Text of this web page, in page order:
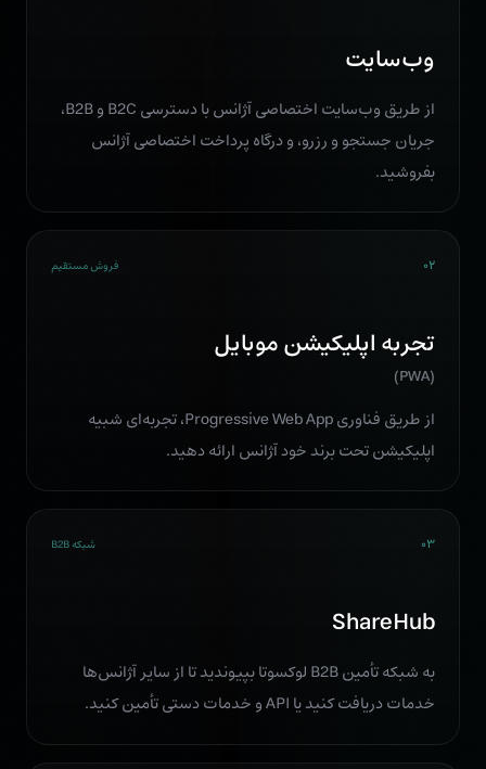
وب‌سایت
از طریق وب‌سایت اختصاصی آژانس با دسترسی B2C و B2B،
جریان جستجو و رزرو، و درگاه پرداخت اختصاصی آژانس
بفروشید.
۰۲ فروش مستقیم
تجربه اپلیکیشن موبایل
(PWA)
از طریق فناوری Progressive Web App، تجربه‌ای شبیه
اپلیکیشن تحت برند خود آژانس ارائه دهید.
۰۳ شبکه B2B
ShareHub
به شبکه تأمین B2B لوکسوتا بپیوندید تا از سایر آژانس‌ها
خدمات دریافت کنید یا API و خدمات دستی تأمین کنید.